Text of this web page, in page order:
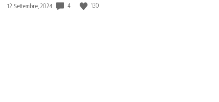
Data
12 Settembre, 2024 4 130